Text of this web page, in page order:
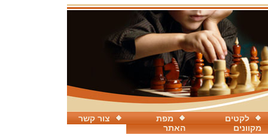
צור קשר
מפת
האתר
לקטים
מקוונים